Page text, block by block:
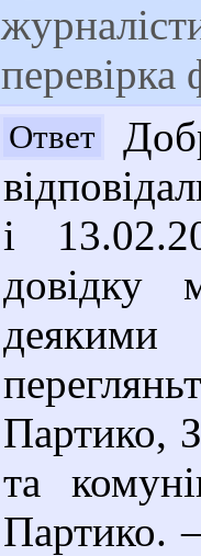
Ответ
і
Партико,
та
Партико.